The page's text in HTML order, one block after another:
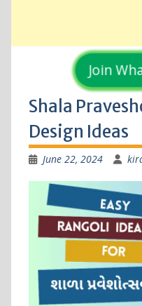
Join
Shala
Design Ideas
June 22, 2024